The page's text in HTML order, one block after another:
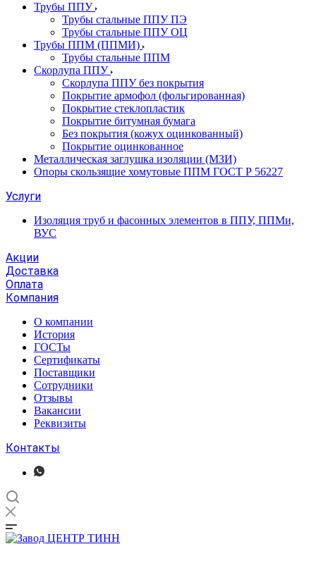
Трубы ППУ
Трубы стальные ППУ ПЭ
Трубы стальные ППУ ОЦ
Трубы ППМ (ППМИ)
Трубы стальные ППМ
Скорлупа ППУ
Скорлупа ППУ без покрытия
Покрытие армофол (фольгированная)
Покрытие стеклопластик
Покрытие битумная бумага
Без покрытия (кожух оцинкованный)
Покрытие оцинкованное
Металлическая заглушка изоляции (МЗИ)
Опоры скользящие хомутовые ППМ ГОСТ Р 56227
Услуги
Изоляция труб и фасонных элементов в ППУ, ППМи,
ВУС
Акции
Доставка
Оплата
Компания
О компании
История
ГОСТы
Сертификаты
Поставщики
Сотрудники
Отзывы
Вакансии
Реквизиты
Контакты